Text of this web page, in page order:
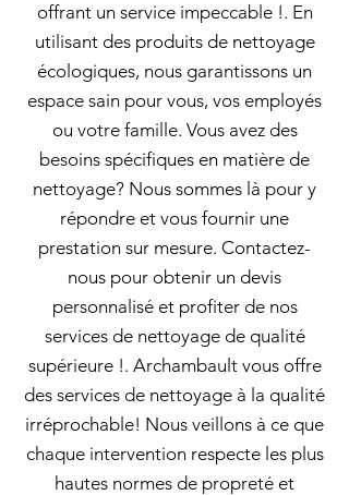
offrant un service impeccable !. En
utilisant des produits de nettoyage
écologiques, nous garantissons un
espace sain pour vous, vos employés
ou votre famille. Vous avez des
besoins spécifiques en matière de
nettoyage? Nous sommes là pour y
répondre et vous fournir une
prestation sur mesure. Contactez-
nous pour obtenir un devis
personnalisé et profiter de nos
services de nettoyage de qualité
supérieure !. Archambault vous offre
des services de nettoyage à la qualité
irréprochable! Nous veillons à ce que
chaque intervention respecte les plus
hautes normes de propreté et